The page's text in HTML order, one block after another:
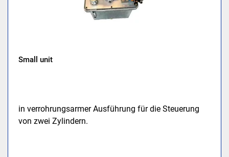
Small unit
in verrohrungsarmer Ausführung für die Steuerung
von zwei Zylindern.